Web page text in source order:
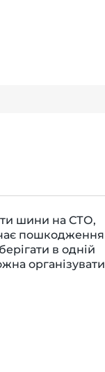
шини на СТО,
пошкодження
в одній
організувати